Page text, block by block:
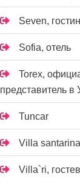
Seven,
Sofia, отель
Torex,
представитель в
Tuncar
Villa santarina
Villa`ri,